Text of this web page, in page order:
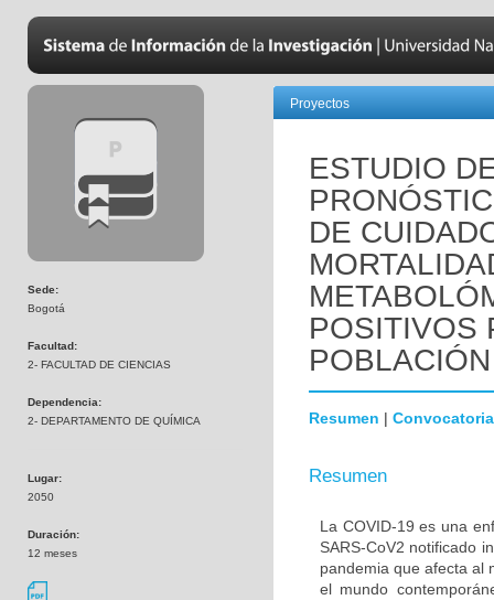
Sede:
Bogotá
Facultad:
2- FACULTAD DE CIENCIAS
Dependencia:
2- DEPARTAMENTO DE QUÍMICA
Lugar:
2050
Duración:
12 meses
Proyectos
ESTUDIO
DE
POSITIVOS
Resumen | Convocatoria
Resumen
La COVID-19 es una
SARS-CoV2 notificado
pandemia que afecta al
el mundo